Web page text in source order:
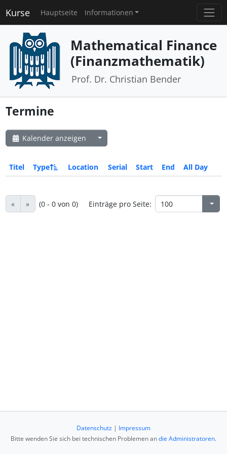
Kurse Hauptseite Informationen
Mathematical Finance
(Finanzmathematik)
Prof. Dr. Christian Bender
Termine
Kalender anzeigen
Titel Type Location Serial Start End All Day
« » (0 - 0 von 0) Einträge pro Seite:
Datenschutz | Impressum
Bitte wenden Sie sich bei technischen Problemen andie Administratoren.